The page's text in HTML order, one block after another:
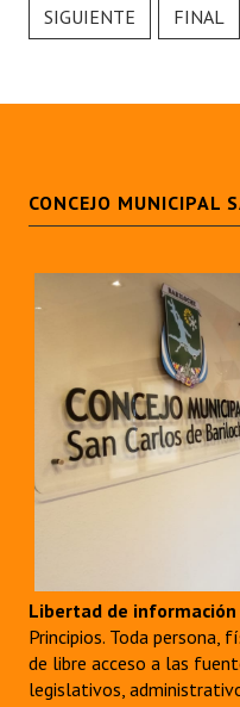
SIGUIENTE FINAL
CONCEJO MUNICIPAL
Libertad de información
Principios. Toda persona,
de libre acceso a las
legislativos,